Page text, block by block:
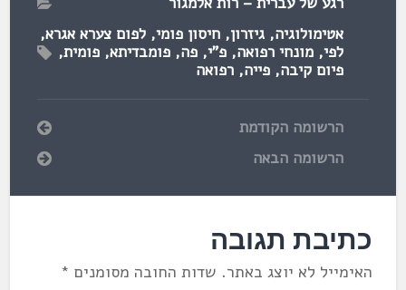
אטימולוגיה,גיזרון,חיסון פומי,לפום צערא אגרא,
לפי,מונחי רפואה,פ"י,פה,פומבדיתא,פומית,
פיום קיבה,פייה,רפואה
הרשומה הקודמת
הרשומה הבאה
כתיבת תגובה
האימייל לא יוצג באתר. שדות החובה מסומנים *